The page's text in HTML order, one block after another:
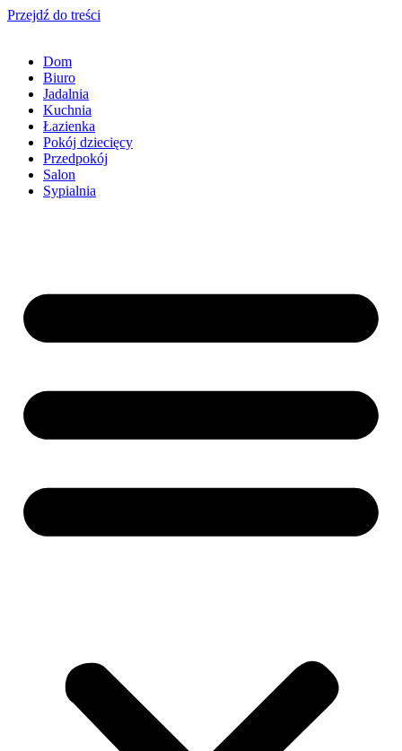
Przejdź do treści
Dom
Biuro
Jadalnia
Kuchnia
Łazienka
Pokój dziecięcy
Przedpokój
Salon
Sypialnia